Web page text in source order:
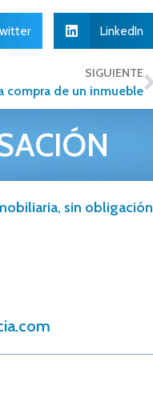
LinkedIn
SIGUIENTE
compra de un inmueble
sin obligación